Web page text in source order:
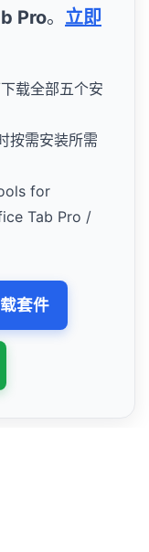
Pro。 立即
载全部五个安
按需安装所需
for
Tab Pro /
套件